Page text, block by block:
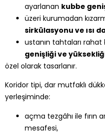
ayarlanan kubbe
üzeri kurumadan
sirkülasyonu ve ısı
ustanın tahtaları rahat
genişliği ve
özel olarak tasarlanır.
Koridor tipi, dar mutfaklı
yerleşiminde:
açma tezgâhı ile fırın
mesafesi,